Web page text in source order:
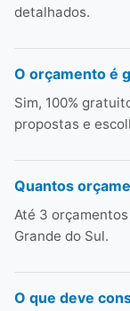
detalhados.
O orçamento é
Sim, 100%
propostas e
Quantos
Até 3
Grande do Sul.
O que deve